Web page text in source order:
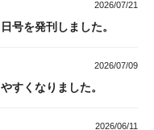
2026/07/21
号を発刊しました。
2026/07/09
すくなりました。
2026/06/11